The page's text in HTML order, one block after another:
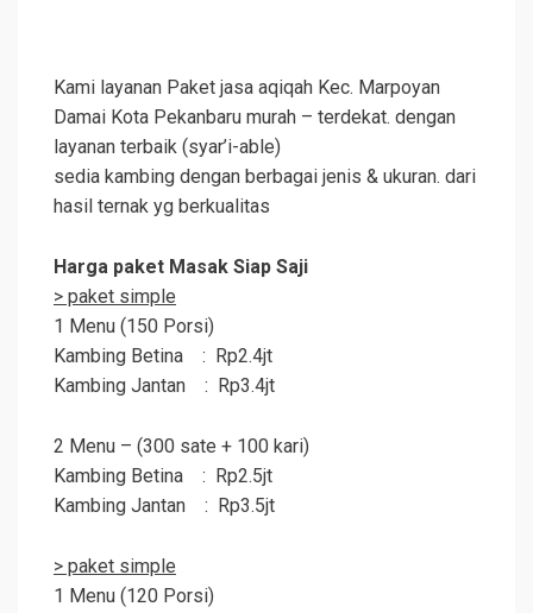
Kami layanan Paket jasa aqiqah Kec. Marpoyan
Damai Kota Pekanbaru murah – terdekat. dengan
layanan terbaik (syar’i-able)
sedia kambing dengan berbagai jenis & ukuran. dari
hasil ternak yg berkualitas
Harga paket Masak Siap Saji
> paket simple
1 Menu (150 Porsi)
Kambing Betina : Rp2.4jt
Kambing Jantan : Rp3.4jt
2 Menu – (300 sate + 100 kari)
Kambing Betina : Rp2.5jt
Kambing Jantan : Rp3.5jt
> paket simple
1 Menu (120 Porsi)